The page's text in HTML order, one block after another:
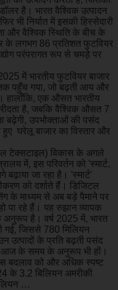
है। भारत वैश्विक उत्पादन
भी निर्यात में इसकी हिस्सेदारी
और वैश्विक स्थिति के बीच के
के लगभग 86 प्रतिशत फुटवियर
परंपरागत रूप से चमड़े पर
में भारतीय फुटवियर बाजार
पहुँच गया, जो बढ़ती आय और
हालाँकि, एक औसत भारतीय
है, जबकि वैश्विक औसत 7
बढ़ेगी, उपभोक्ताओं की पसंद
घरेलू बाजार का विस्तार और
टेक्सटाइल) विकास के अगले
में, इस परिवर्तन को 'स्मार्ट,
जा रहा है। 'स्मार्ट'
को दर्शाते हैं। डिजिटल
के माध्यम से अब बड़े पैमाने पर
पा रहे हैं। यह रुझान व्यापक
है। वर्ष 2025 में, भारत
गई, जिससे 780 मिलियन
उत्पादों के प्रति बढ़ती पसंद
आज के समय के अनुरूप भी हों।
को और अधिक स्पष्ट
के 3.2 बिलियन अमरीकी
…